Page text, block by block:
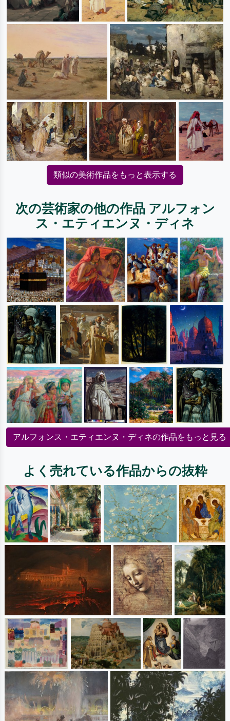
類似の美術作品をもっと表示する
次の芸術家の他の作品 アルフォン
ス・エティエンヌ・ディネ
アルフォンス・エティエンヌ・ディネの作品をもっと見る
よく売れている作品からの抜粋